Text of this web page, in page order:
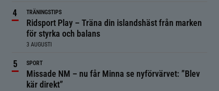
TRÄNINGSTIPS
Ridsport Play – Träna din islandshäst från marken
för styrka och balans
3 AUGUSTI
SPORT
Missade NM – nu får Minna se nyförvärvet: ”Blev
kär direkt”